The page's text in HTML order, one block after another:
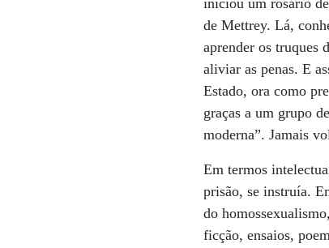
iniciou um rosário
de Mettrey. Lá,
aprender os truques
aliviar as penas. E
Estado, ora como
graças a um grupo
moderna”. Jamais
Em termos
prisão, se instruía.
do
ficção, ensaios,